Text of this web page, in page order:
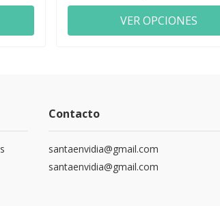
VER OPCIONES
Contacto
santaenvidia@gmail.com
santaenvidia@gmail.com